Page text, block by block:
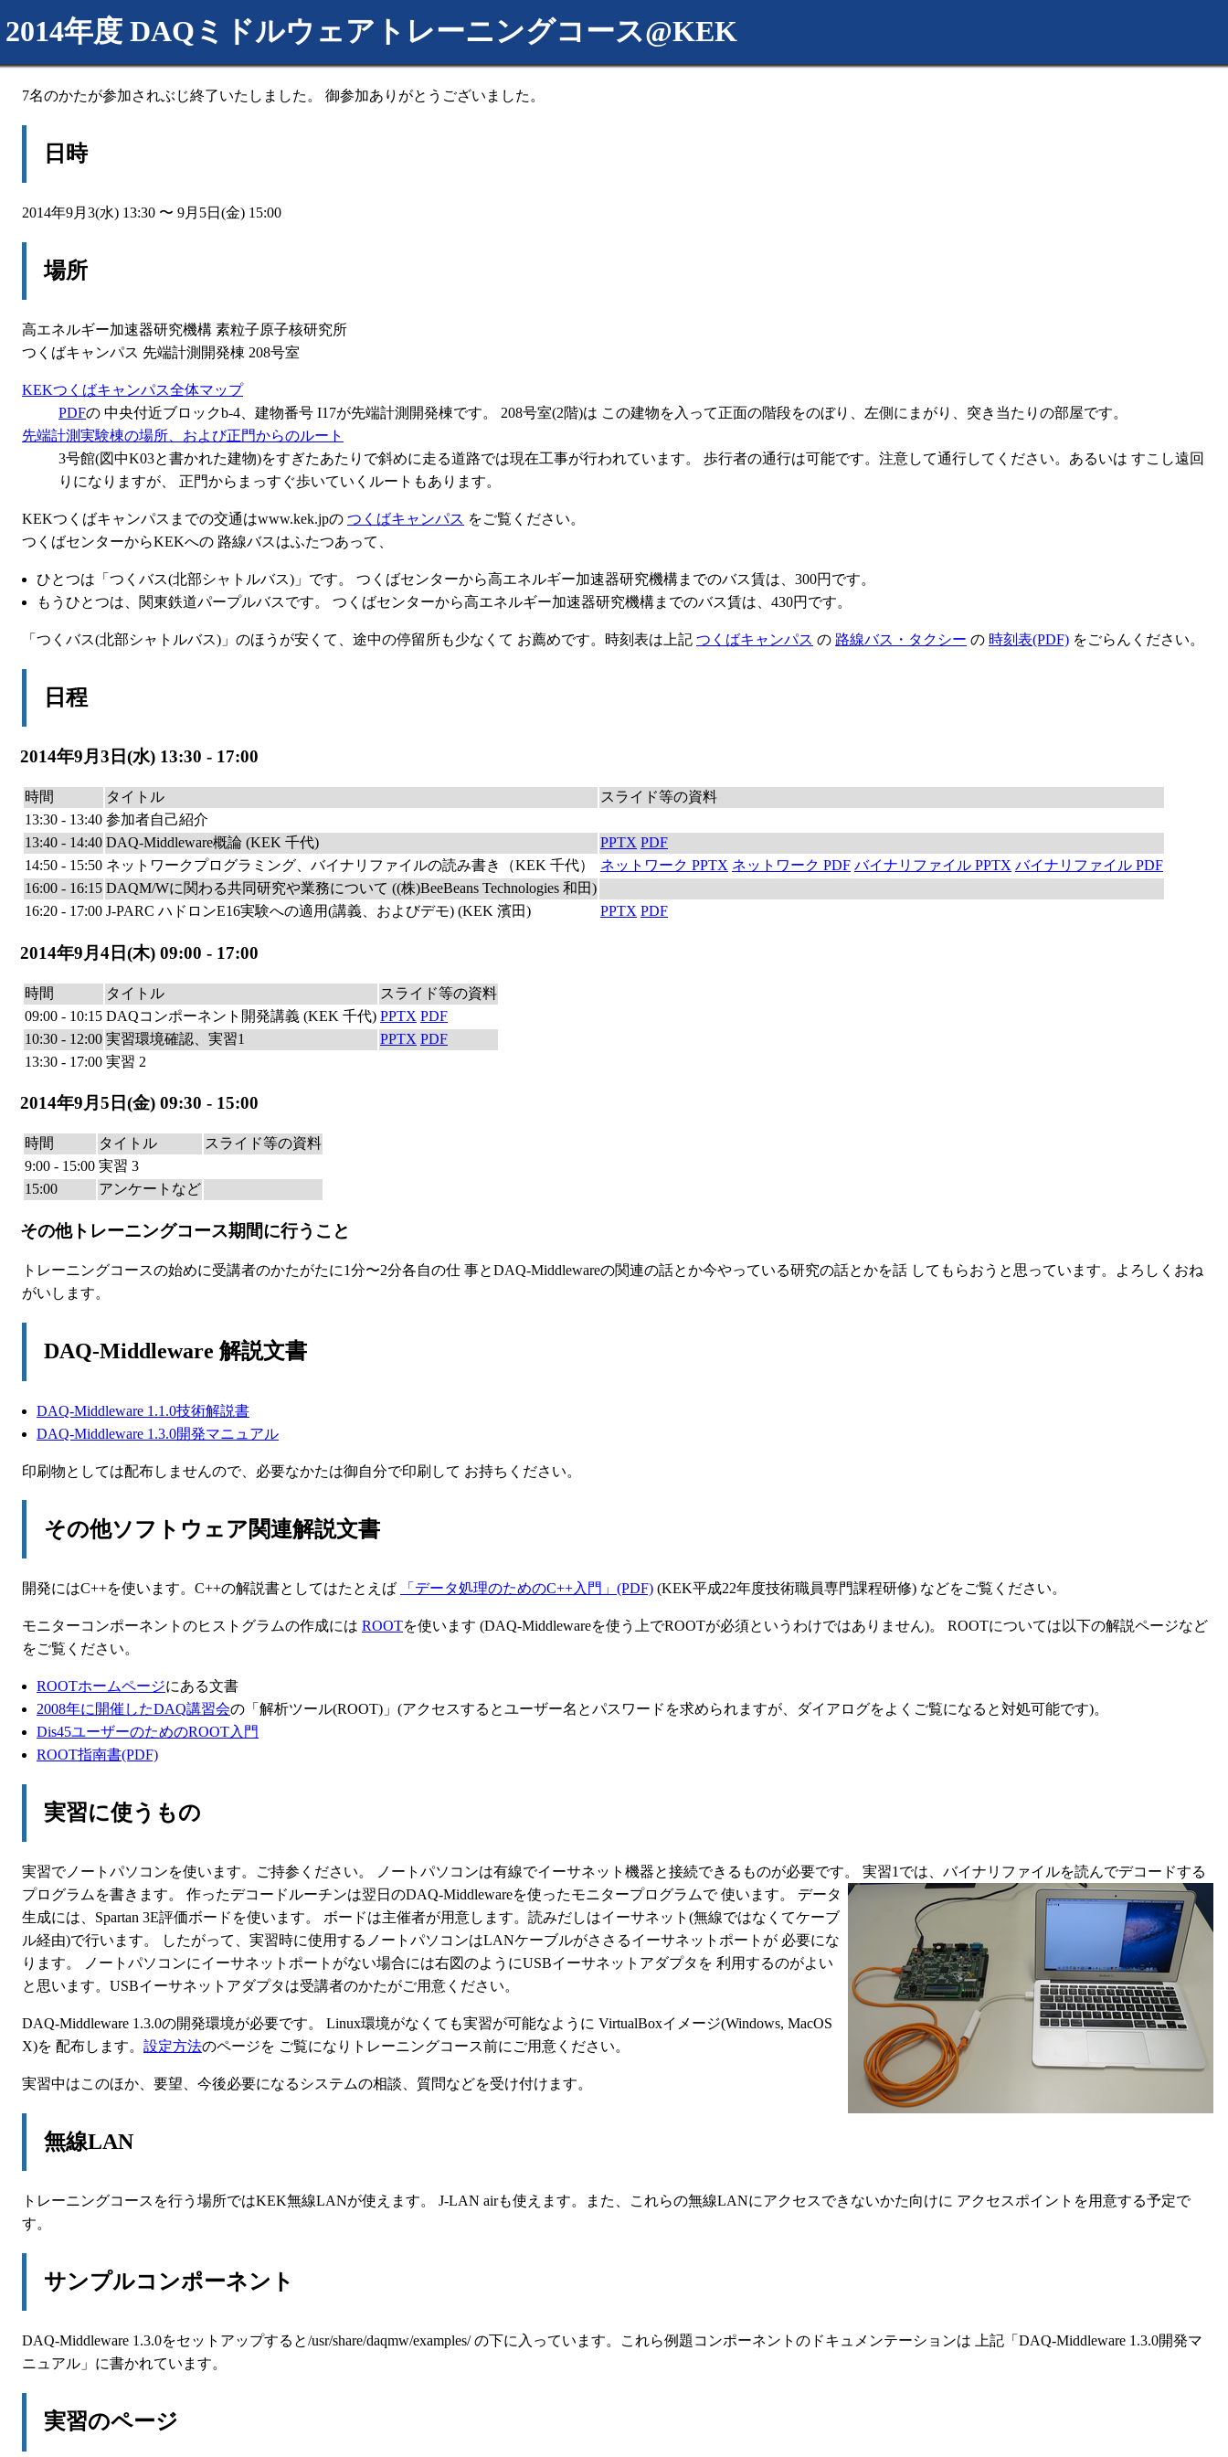
2014年度 DAQミドルウェアトレーニングコース@KEK
7名のかたが参加されぶじ終了いたしました。 御参加ありがとうございました。
日時
2014年9月3(水) 13:30 〜 9月5日(金) 15:00
場所
高エネルギー加速器研究機構 素粒子原子核研究所
つくばキャンパス 先端計測開発棟 208号室
KEKつくばキャンパス全体マップ
PDFの 中央付近ブロックb-4、建物番号 I17が先端計測開発棟です。 208号室(2階)は この建物を入って正面の階段をのぼり、左側にまがり、突き当たりの部屋です。
先端計測実験棟の場所、および正門からのルート
3号館(図中K03と書かれた建物)をすぎたあたりで斜めに走る道路では現在工事が行われています。 歩行者の通行は可能です。注意して通行してください。あるいは すこし遠回
りになりますが、 正門からまっすぐ歩いていくルートもあります。
KEKつくばキャンパスまでの交通はwww.kek.jpの つくばキャンパス をご覧ください。
つくばセンターからKEKへの 路線バスはふたつあって、
ひとつは「つくバス(北部シャトルバス)」です。 つくばセンターから高エネルギー加速器研究機構までのバス賃は、300円です。
もうひとつは、関東鉄道パープルバスです。 つくばセンターから高エネルギー加速器研究機構までのバス賃は、430円です。
「つくバス(北部シャトルバス)」のほうが安くて、途中の停留所も少なくて お薦めです。時刻表は上記 つくばキャンパス の 路線バス・タクシー の 時刻表(PDF) をごらんください。
日程
2014年9月3日(水) 13:30 - 17:00
時間 タイトル
スライド等の資料
13:30 - 13:40 参加者自己紹介
13:40 - 14:40 DAQ-Middleware概論 (KEK 千代) PPTX PDF
14:50 - 15:50 ネットワークプログラミング、バイナリファイルの読み書き（KEK 千代） ネットワーク PPTX ネットワーク PDF バイナリファイル PPTX バイナリファイル PDF
16:00 - 16:15 DAQM/Wに関わる共同研究や業務について ((株)BeeBeans Technologies 和田)
16:20 - 17:00 J-PARC ハドロンE16実験への適用(講義、およびデモ) (KEK 濱田) PPTX PDF
2014年9月4日(木) 09:00 - 17:00
時間 タイトル
スライド等の資料
09:00 - 10:15 DAQコンポーネント開発講義 (KEK 千代) PPTX PDF
10:30 - 12:00 実習環境確認、実習1 PPTX PDF
13:30 - 17:00 実習 2
2014年9月5日(金) 09:30 - 15:00
時間 タイトル
スライド等の資料
9:00 - 15:00 実習 3
15:00
アンケートなど
その他トレーニングコース期間に行うこと
トレーニングコースの始めに受講者のかたがたに1分〜2分各自の仕 事とDAQ-Middlewareの関連の話とか今やっている研究の話とかを話 してもらおうと思っています。よろしくおね
がいします。
DAQ-Middleware 解説文書
DAQ-Middleware 1.1.0技術解説書
DAQ-Middleware 1.3.0開発マニュアル
印刷物としては配布しませんので、必要なかたは御自分で印刷して お持ちください。
その他ソフトウェア関連解説文書
開発にはC++を使います。C++の解説書としてはたとえば 「データ処理のためのC++入門」(PDF) (KEK平成22年度技術職員専門課程研修) などをご覧ください。
モニターコンポーネントのヒストグラムの作成には ROOTを使います (DAQ-Middlewareを使う上でROOTが必須というわけではありません)。 ROOTについては以下の解説ページなど
をご覧ください。
ROOTホームページにある文書
2008年に開催したDAQ講習会の「解析ツール(ROOT)」(アクセスするとユーザー名とパスワードを求められますが、ダイアログをよくご覧になると対処可能です)。
Dis45ユーザーのためのROOT入門
ROOT指南書(PDF)
実習に使うもの
実習でノートパソコンを使います。ご持参ください。 ノートパソコンは有線でイーサネット機器と接続できるものが必要です。 実習1では、バイナリファイルを読んでデコードする
プログラムを書きます。 作ったデコードルーチンは翌日のDAQ-Middlewareを使ったモニタープログラムで 使います。 データ
生成には、Spartan 3E評価ボードを使います。 ボードは主催者が用意します。読みだしはイーサネット(無線ではなくてケーブ
ル経由)で行います。 したがって、実習時に使用するノートパソコンはLANケーブルがささるイーサネットポートが 必要にな
ります。 ノートパソコンにイーサネットポートがない場合には右図のようにUSBイーサネットアダプタを 利用するのがよい
と思います。USBイーサネットアダプタは受講者のかたがご用意ください。
DAQ-Middleware 1.3.0の開発環境が必要です。 Linux環境がなくても実習が可能なように VirtualBoxイメージ(Windows, MacOS
X)を 配布します。 設定方法のページを ご覧になりトレーニングコース前にご用意ください。
実習中はこのほか、要望、今後必要になるシステムの相談、質問などを受け付けます。
無線LAN
トレーニングコースを行う場所ではKEK無線LANが使えます。 J-LAN airも使えます。また、これらの無線LANにアクセスできないかた向けに アクセスポイントを用意する予定で
す。
サンプルコンポーネント
DAQ-Middleware 1.3.0をセットアップすると/usr/share/daqmw/examples/ の下に入っています。これら例題コンポーネントのドキュメンテーションは 上記「DAQ-Middleware 1.3.0開発マ
ニュアル」に書かれています。
実習のページ